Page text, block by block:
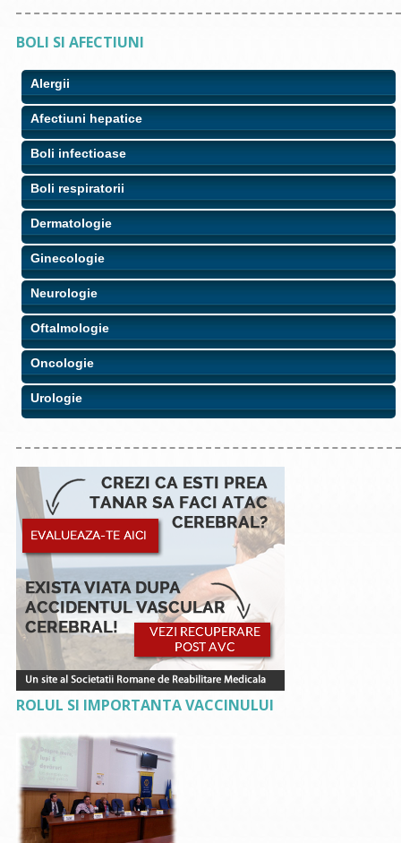
BOLI SI AFECTIUNI
Alergii
Afectiuni hepatice
Boli infectioase
Boli respiratorii
Dermatologie
Ginecologie
Neurologie
Oftalmologie
Oncologie
Urologie
ROLUL SI IMPORTANTA VACCINULUI